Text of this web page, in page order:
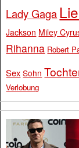
Lady Gaga
Jackson Miley
Rihanna Robert
Sex Sohn
Verlobung